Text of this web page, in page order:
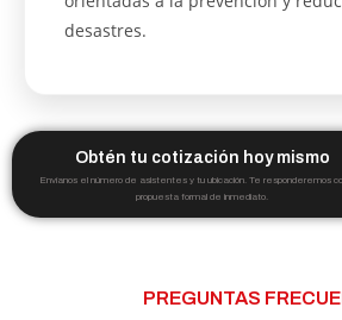
desastres.
Obtén tu cotización hoy mismo
Envíanos el número de asistentes y tu ubicación. Te responderemos
propuesta formal de inmediato.
PREGUNTAS